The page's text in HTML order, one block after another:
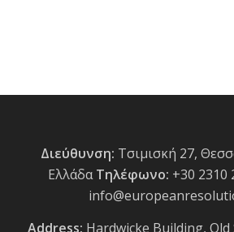
Διεύθυνση: Τσιμισκή 27,
ΕλλάδαΤηλέφωνο: +30 2310
Address: Hardwicke Building,